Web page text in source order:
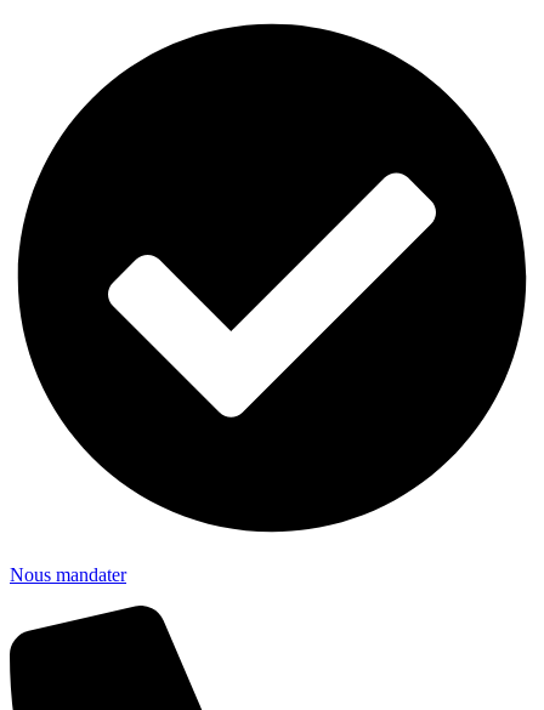
Nous mandater